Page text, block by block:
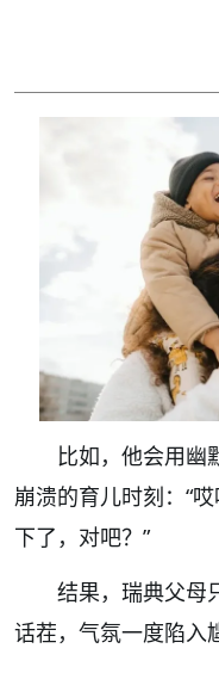
比如，他会用幽
崩溃的育儿时刻：“
下了，对吧？”
结果，瑞典父母
话茬，气氛一度陷入